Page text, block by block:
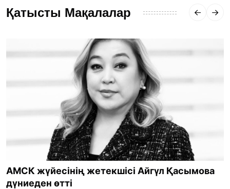
Қатысты Мақалалар
АМСК жүйесінің жетекшісі Айгүл Қасымова
дүниеден өтті